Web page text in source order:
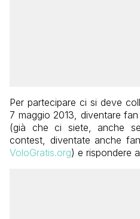
Per partecipare ci si deve
7 maggio 2013, diventare
(già che ci siete, anche
contest, diventate anche
VoloGratis.org) e rispondere